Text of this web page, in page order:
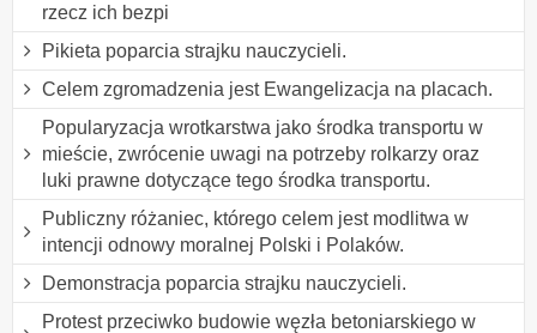
rzecz ich bezpi
Pikieta poparcia strajku nauczycieli.
Celem zgromadzenia jest Ewangelizacja na placach.
Popularyzacja wrotkarstwa jako środka transportu w
mieście, zwrócenie uwagi na potrzeby rolkarzy oraz
luki prawne dotyczące tego środka transportu.
Publiczny różaniec, którego celem jest modlitwa w
intencji odnowy moralnej Polski i Polaków.
Demonstracja poparcia strajku nauczycieli.
Protest przeciwko budowie węzła betoniarskiego w